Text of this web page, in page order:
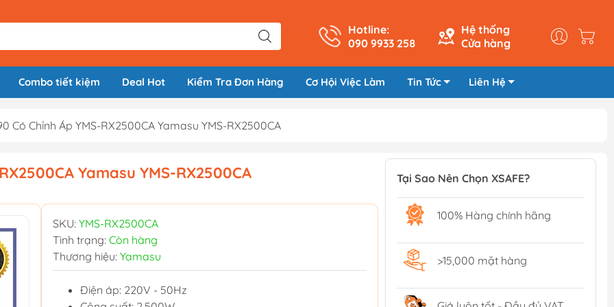
Hotline:
090 9933 258
Hệ thống
Cửa hàng
Combo tiết kiệm Deal Hot Kiểm Tra Đơn Hàng Cơ Hội Việc Làm Tin Tức Liên Hệ
Có Chỉnh Áp YMS-RX2500CA Yamasu YMS-RX2500CA
Yamasu YMS-RX2500CA
SKU: YMS-RX2500CA
Tình trạng: Còn hàng
Thương hiệu: Yamasu
Điện áp: 220V - 50Hz
Tại Sao Nên Chọn XSAFE?
100% Hàng chính hãng
>15,000 mặt hàng